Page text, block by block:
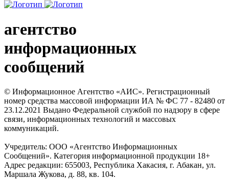
агентство
информационных
сообщений
© Информационное Агентство «АИС». Регистрационный
номер средства массовой информации ИА № ФС 77 - 82480 от
23.12.2021 Выдано Федеральной службой по надзору в сфере
связи, информационных технологий и массовых
коммуникаций.
Учредитель: ООО «Агентство Информационных
Сообщений». Категория информационной продукции 18+
Адрес редакции: 655003, Республика Хакасия, г. Абакан, ул.
Маршала Жукова, д. 88, кв. 104.